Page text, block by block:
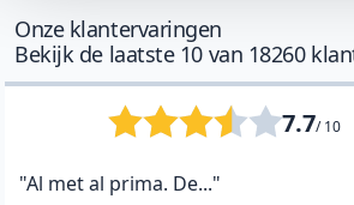
Onze klantervaringen
Bekijk de laatste 10 van 18260
7.7/ 10
"Al met al prima. De..."